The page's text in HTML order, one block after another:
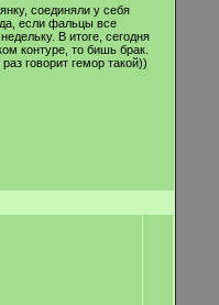
соединяли у себя
если фальцы все
В итоге, сегодня
контуре, то бишь брак.
говорит гемор такой))